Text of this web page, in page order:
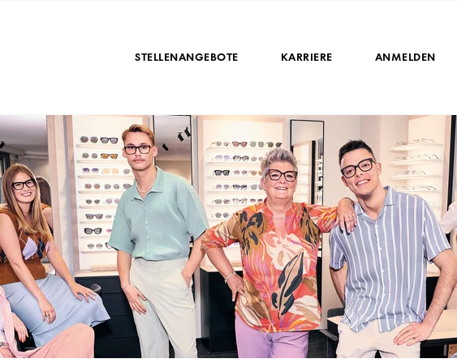
STELLENANGEBOTE KARRIERE ANMELDEN